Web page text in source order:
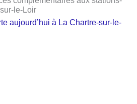
le-Loir
aujourd’hui à La Chartre-sur-le-